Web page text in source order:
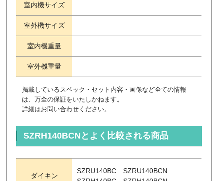
室内機サイズ
室外機サイズ
室内機重量
室外機重量
掲載しているスペック・セット内容・画像など全ての情報
は、万全の保証をいたしかねます。
詳細はお問い合わせください。
SZRH140BCNとよく比較される商品
ダイキン
SZRU140BC SZRU140BCN